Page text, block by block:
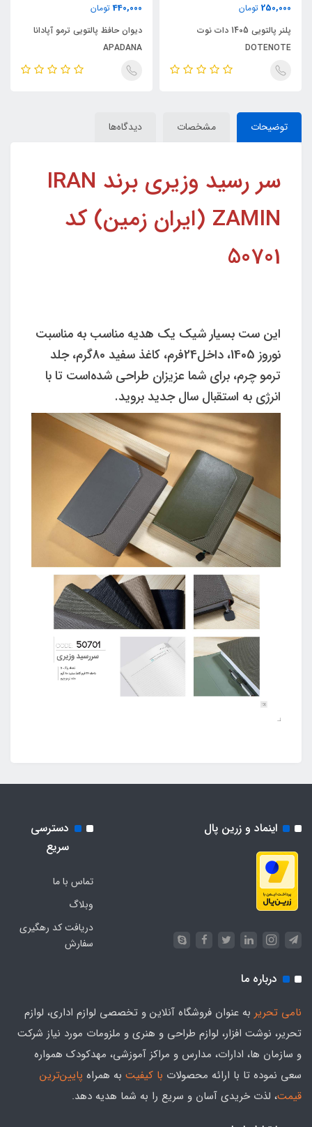
250,000 تومان
پلنر پالتویی 1405 دات نوت
DOTENOTE
440,000 تومان
دیوان حافظ پالتویی ترمو آپادانا
APADANA
توضیحات مشخصات دیدگاه‌ها
سر رسید وزیری برند IRAN
ZAMIN (ایران زمین) کد
50701
این ست بسیار شیک یک هدیه مناسب به مناسبت
نوروز 1405، داخل24فرم، کاغذ سفید 80گرم، جلد
ترمو چرم، برای شما عزیزان طراحی شده‌است تا با
انرژی به استقبال سال جدید بروید.
اینماد و زرین پال
دسترسی
سریع
تماس با ما
وبلاگ
دریافت کد رهگیری
سفارش
درباره ما
نامی تحریر به عنوان فروشگاه آنلاین و تخصصی لوازم اداری، لوازم
تحریر، نوشت افزار، لوازم طراحی و هنری و ملزومات مورد نیاز شرکت
و سازمان ها، ادارات، مدارس و مراکز آموزشی، مهدکودک همواره
سعی نموده تا با ارائه محصولات با کیفیت به همراه پایین‌ترین
قیمت، لذت خریدی آسان و سریع را به شما هدیه‌ دهد.